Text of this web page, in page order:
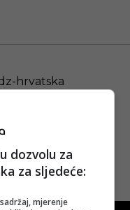
i hrvatski
dozvolu za
za sljedeće:
mjerenje